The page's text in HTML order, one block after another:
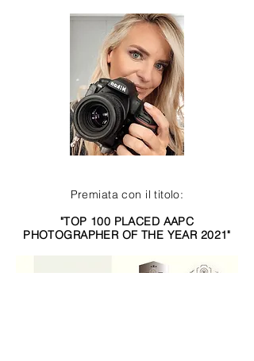
Premiata con il titolo:
"TOP 100 PLACED AAPC
PHOTOGRAPHER OF THE YEAR 2021"